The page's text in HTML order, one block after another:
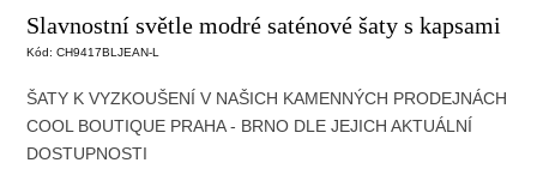
Slavnostní světle modré saténové šaty s kapsami
Kód: CH9417BLJEAN-L
ŠATY K VYZKOUŠENÍ V NAŠICH KAMENNÝCH PRODEJNÁCH
COOL BOUTIQUE PRAHA - BRNO DLE JEJICH AKTUÁLNÍ
DOSTUPNOSTI